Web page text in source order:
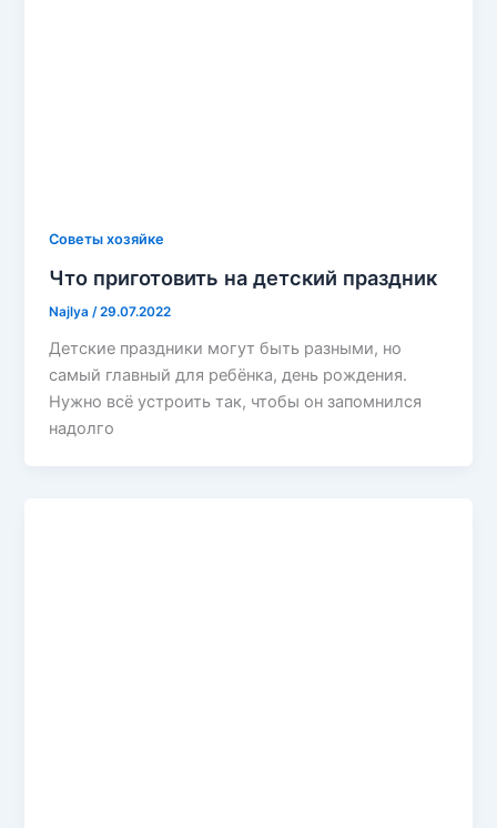
Советы хозяйке
Что приготовить на детский праздник
Najlya/29.07.2022
Детские праздники могут быть разными, но
самый главный для ребёнка, день рождения.
Нужно всё устроить так, чтобы он запомнился
надолго